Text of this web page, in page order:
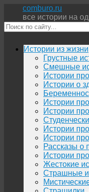
comburo.ru
все истории на
Перейти
содержимому
Истории из жизни
Грустные
Смешные
Истории
Истории о
Истории
Истории
Истории
Истории
Рассказы о
Истории
Жестокие
Страшные